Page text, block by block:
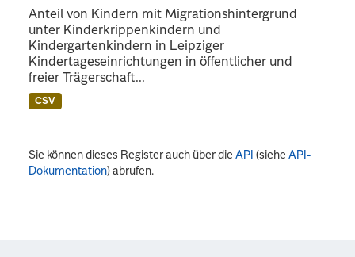
Anteil von Kindern mit Migrationshintergrund
unter Kinderkrippenkindern und
Kindergartenkindern in Leipziger
Kindertageseinrichtungen in öffentlicher und
freier Trägerschaft...
CSV
Sie können dieses Register auch über dieAPI (sieheAPI-
Dokumentation) abrufen.